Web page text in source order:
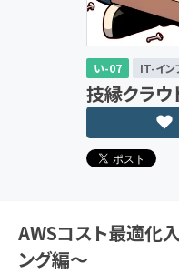
い-07 IT-イ
技縁クラウ
AWSコスト最適化
ング編〜